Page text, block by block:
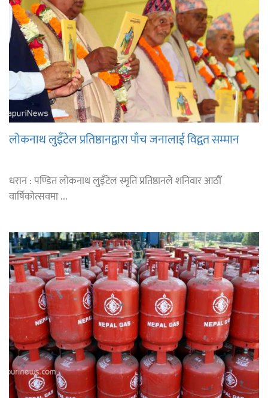
लोकनाथ लुइँटेल प्रतिष्ठानद्वारा पाँच जनालाई विद्वत सम्मान
धरान : पण्डित लोकनाथ लुइँटेल स्मृति प्रतिष्ठानले शनिवार आठौँ
वार्षिकोत्सवमा ...